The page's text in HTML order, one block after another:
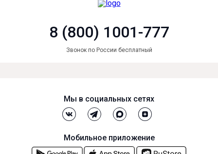
8 (800) 1001-777
Звонок по России бесплатный
Мы в социальных сетях
Мобильное приложение